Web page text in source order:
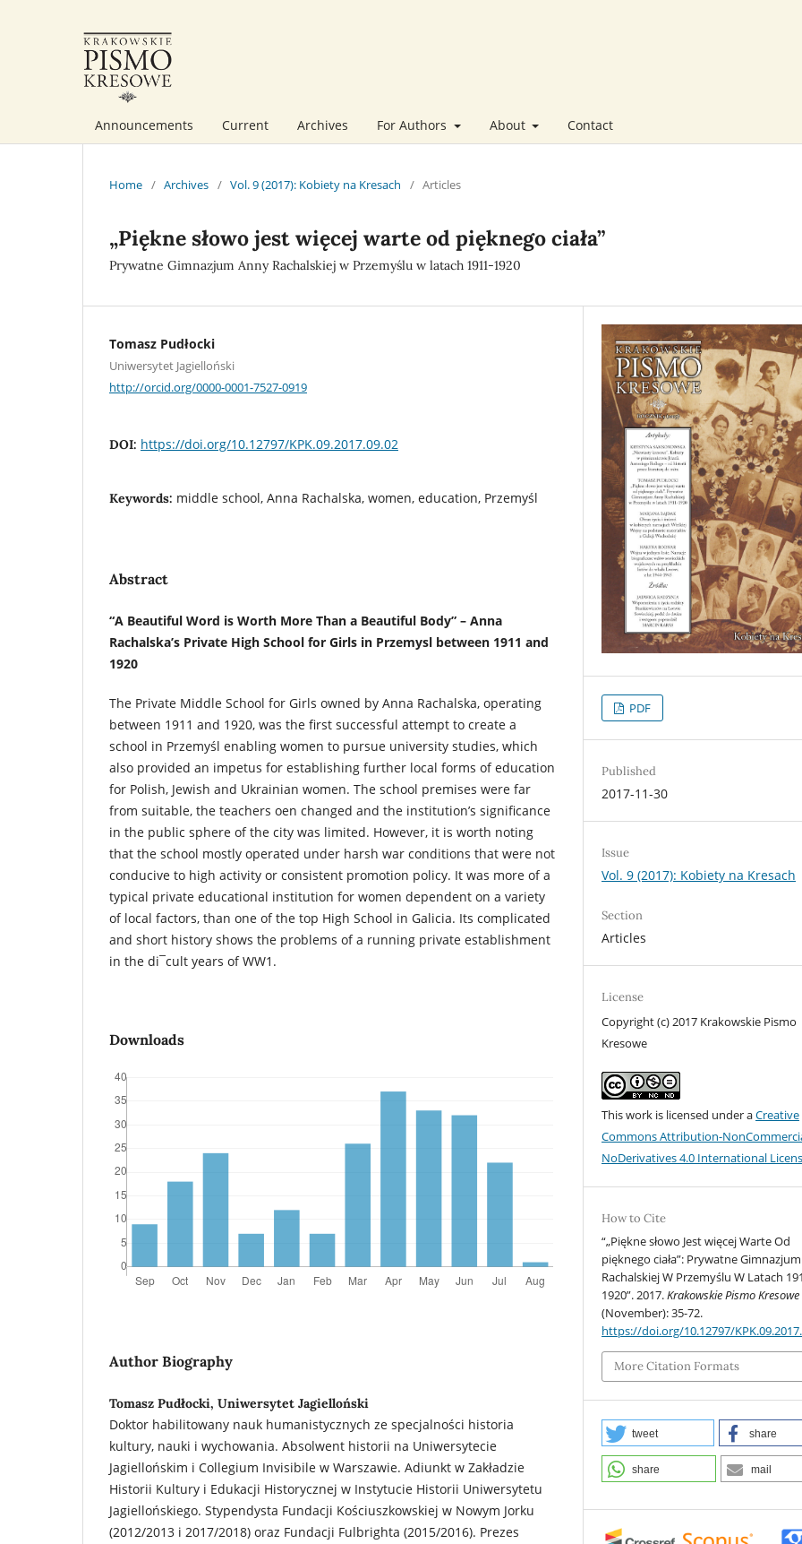
Announcements Current Archives For Authors About Contact
Home / Archives / Vol. 9 (2017): Kobiety na Kresach / Articles
„Piękne słowo jest więcej warte od pięknego ciała”
Prywatne Gimnazjum Anny Rachalskiej w Przemyślu w latach 1911-1920
Tomasz Pudłocki
Uniwersytet Jagielloński
http://orcid.org/0000-0001-7527-0919
DOI: https://doi.org/10.12797/KPK.09.2017.09.02
Keywords: middle school, Anna Rachalska, women, education, Przemyśl
Abstract
“A Beautiful Word is Worth More Than a Beautiful Body” – Anna
Rachalska’s Private High School for Girls in Przemysl between 1911 and
1920
The Private Middle School for Girls owned by Anna Rachalska, operating
between 1911 and 1920, was the first successful attempt to create a
school in Przemyśl enabling women to pursue university studies, which
also provided an impetus for establishing further local forms of education
for Polish, Jewish and Ukrainian women. The school premises were far
from suitable, the teachers o­en changed and the institution’s significance
in the public sphere of the city was limited. However, it is worth noting
that the school mostly operated under harsh war conditions that were not
conducive to high activity or consistent promotion policy. It was more of a
typical private educational institution for women dependent on a variety
of local factors, than one of the top High School in Galicia. Its complicated
and short history shows the problems of a running private establishment
in the di¯cult years of WW1.
Downloads
Author Biography
Tomasz Pudłocki, Uniwersytet Jagielloński
Doktor habilitowany nauk humanistycznych ze specjalności historia
kultury, nauki i wychowania. Absolwent historii na Uniwersytecie
Jagiellońskim i Collegium Invisibile w Warszawie. Adiunkt w Zakładzie
Historii Kultury i Edukacji Historycznej w Instytucie Historii Uniwersytetu
Jagiellońskiego. Stypendysta Fundacji Kościuszkowskiej w Nowym Jorku
(2012/2013 i 2017/2018) oraz Fundacji Fulbrighta (2015/2016). Prezes
PDF
Published
2017-11-30
Issue
Vol. 9 (2017): Kobiety na Kresach
Section
Articles
License
Copyright (c) 2017 Krakowskie Pismo
Kresowe
This work is licensed under aCreative
Commons Attribution-
NoDerivatives 4.0 International
How to Cite
“„Piękne słowo Jest więcej Warte Od
pięknego ciała”: Prywatne
Rachalskiej W Przemyślu W Latach
1920”. 2017.Krakowskie Pismo Kresowe
(November): 35-72.
https://doi.org/10.12797/
More Citation Formats
tweet share
share mail